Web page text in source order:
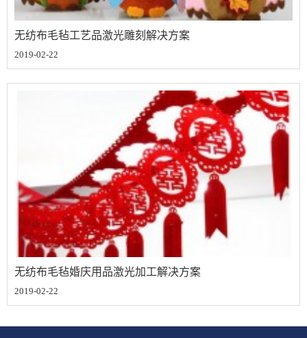
无纺布毛毡工艺品激光雕刻解决方案
2019-02-22
无纺布毛毡婚庆用品激光加工解决方案
2019-02-22